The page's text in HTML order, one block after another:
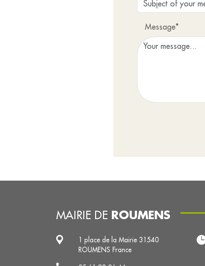
Message*
MAIRIE DE ROUMENS
1 place de la Mairie 31540
ROUMENS France